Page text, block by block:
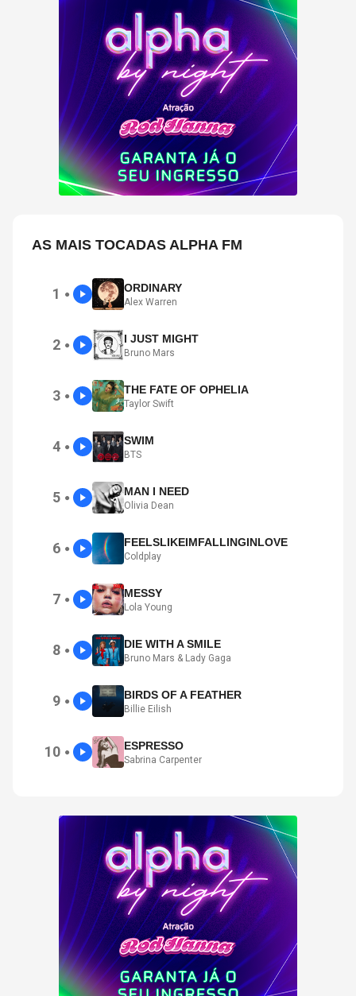
AS MAIS TOCADAS ALPHA FM
1 ● ORDINARY
Alex Warren
2 ● I JUST MIGHT
Bruno Mars
3 ● THE FATE OF OPHELIA
Taylor Swift
4 ● SWIM
BTS
5 ● MAN I NEED
Olivia Dean
6 ● FEELSLIKEIMFALLINGINLOVE
Coldplay
7 ● MESSY
Lola Young
8 ● DIE WITH A SMILE
Bruno Mars & Lady Gaga
9 ● BIRDS OF A FEATHER
Billie Eilish
10 ● ESPRESSO
Sabrina Carpenter